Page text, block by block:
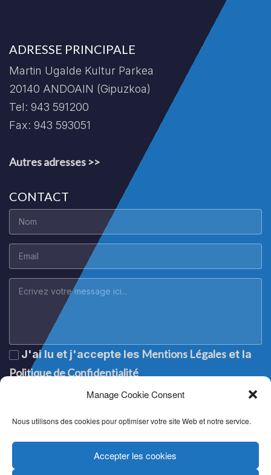
Manage Cookie Consent
Nous utilisons des cookies pour optimiser votre site Web et notre service.
Accepter les cookies
ADRESSE PRINCIPALE
Martin Ugalde Kultur Parkea
20140 ANDOAIN (Gipuzkoa)
Tel: 943 591200
Fax: 943 593051
Autres adresses >>
CONTACT
J'ai lu et j'accepte les Mentions Légales et la
Politique de Confidentialité